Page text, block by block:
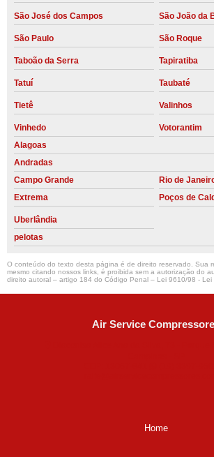
São José dos Campos São João da
São Paulo São Roque
Taboão da Serra Tapiratiba
Tatuí Taubaté
Tietê Valinhos
Vinhedo
Votorantim
Alagoas
Andradas
Campo Grande
Rio de
Extrema
Poços de
Uberlândia
pelotas
O conteúdo do texto desta página é de direito reservado. Sua
mesmo citando nossos links, é proibida sem a autorização do
direito autoral – artigo 184 do Código Penal – Lei 9610/98 -
Air Service
Home